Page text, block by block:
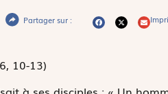
Partager sur :
10-13)